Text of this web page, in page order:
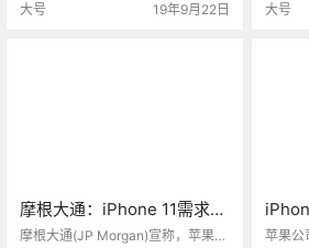
大号 19年9月22日 大号
摩根大通：iPhone 11需求超
过供应链预期
摩根大通(JP Morgan)宣称，苹果最
池老
苹果公